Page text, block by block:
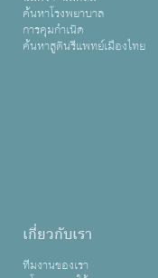
ค้นหาโรงพยาบาล
การคุมกำเนิด
ค้นหาสูตินรีแพทย์เมืองไทย
เกี่ยวกับเรา
ทีมงานของเรา